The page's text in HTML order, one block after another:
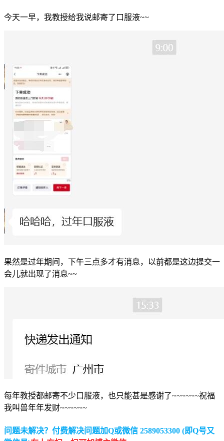
今天一早，我教授给我说邮寄了口服液~~
果然是过年期间，下午三点多才有消息，以前都是这边提交一
会儿就出现了消息~~
每年教授都邮寄不少口服液，也只能甚是感谢了~~~~~~祝福
我叫兽年年发财~~~~~~
问题未解决？付费解决问题加Q或微信 2589053300 (即Q号又